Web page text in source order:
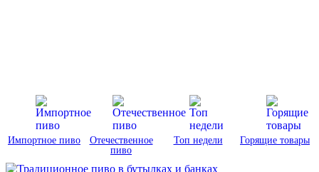
Импортное пиво
Отечественное
пиво
Топ недели Горящие товары